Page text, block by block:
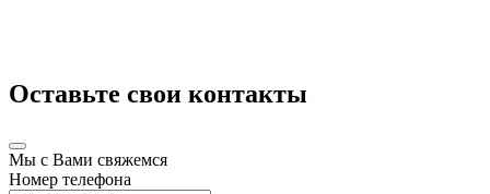
Оставьте свои контакты
Мы с Вами свяжемся
Номер телефона